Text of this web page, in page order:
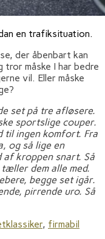
en trafiksituation.
der åbenbart kan
tror måske I har bedre
vil. Eller måske
set på tre afløsere.
sportslige couper.
til ingen komfort. Fra
og så lige en
af kroppen snart. Så
dem alle med.
begge set igår.
pirrende uro. Så
, firmabil